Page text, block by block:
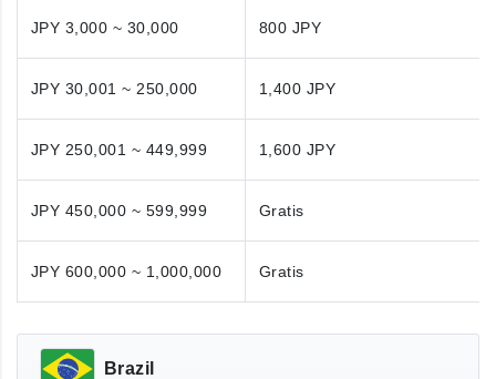
JPY 3,000 ~ 30,000 800 JPY
JPY 30,001 ~ 250,000 1,400 JPY
JPY 250,001 ~ 449,999 1,600 JPY
JPY 450,000 ~ 599,999 Gratis
JPY 600,000 ~ 1,000,000 Gratis
Brazil